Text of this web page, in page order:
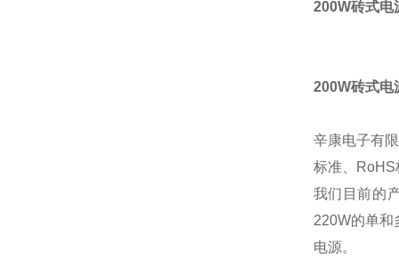
200W砖式电
200W砖式电
辛康电子有
标准、
RoHS
我们目前的
220W的单和
电源。